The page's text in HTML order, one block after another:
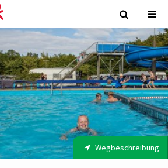
Wegbeschreibung